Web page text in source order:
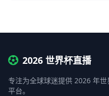
2026 世界杯直播
专注为全球球迷提供 2026 年
平台。